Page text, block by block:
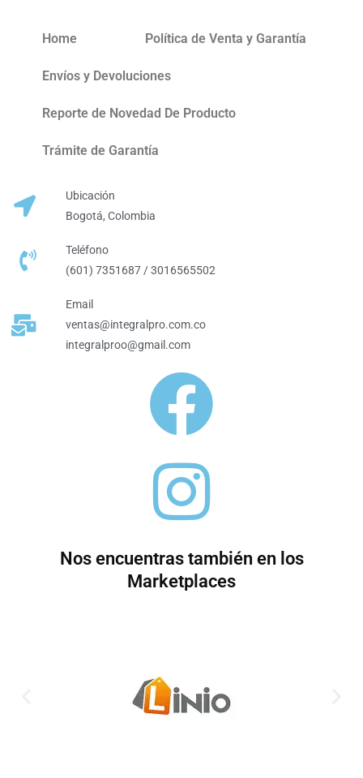
Home Política de Venta y Garantía
Envíos y Devoluciones
Reporte de Novedad De Producto
Trámite de Garantía
Ubicación
Bogotá, Colombia
Teléfono
(601) 7351687 / 3016565502
Email
ventas@integralpro.com.co
integralproo@gmail.com
Nos encuentras también en los
Marketplaces